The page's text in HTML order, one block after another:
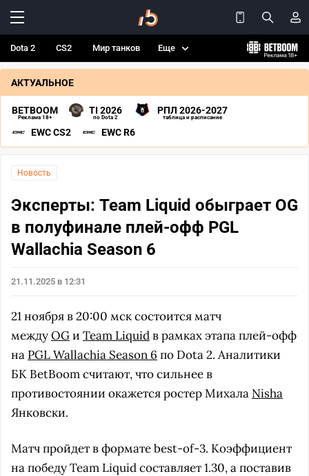
Dota 2 CS2 Мир танков Еще
АКТУАЛЬНОЕ
BETBOOM
Реклама 18+
TI 2026
по Dota 2
РПЛ 2026-2027
таблица и расписание
EWC CS2 EWC R6
Новость
Эксперты: Team Liquid обыграет OG
в полуфинале плей-офф PGL
Wallachia Season 6
21.11.2025 в 12:31
21 ноября в 20:00 мск состоится матч
междуOGи Team Liquidв рамках этапа плей-офф
на PGL Wallachia Season 6 по Dota 2. Аналитики
БК BetBoom считают, что сильнее в
противостоянии окажется ростер Михала Nisha
Янковски.
Матч пройдет в формате best-of-3. Коэффициент
на победу Team Liquid составляет 1.30, а поставив